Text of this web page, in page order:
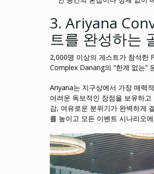
3. Ariyana
트를 완성하는
2,000명 이상의 게스트가 참석
Complex Danang의 “한계 없는”
Ariyana는 지구상에서 가장 매력
어려운 독보적인 장점을 보유하
감, 여유로운 분위기가 완벽하게
를 높이고 모든 이벤트 시나리오